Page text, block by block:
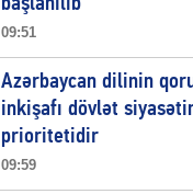
başlanılıb
09:51
Azərbaycan dilinin
inkişafı dövlət
prioritetidir
09:59